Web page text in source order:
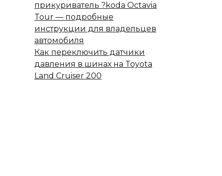
прикуриватель ?koda Octavia
Tour — подробные
инструкции для владельцев
автомобиля
Как переключить датчики
давления в шинах на Toyota
Land Cruiser 200